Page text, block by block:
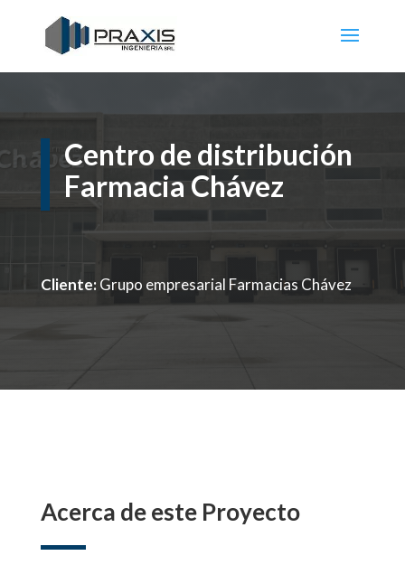
Centro de distribución
Farmacia Chávez
Cliente:Grupo empresarial Farmacias Chávez
Acerca de este Proyecto